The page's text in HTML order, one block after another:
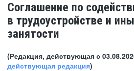
Соглашение по
в трудоустройстве и
занятости
(Редакция, действующая с
действующая редакция)